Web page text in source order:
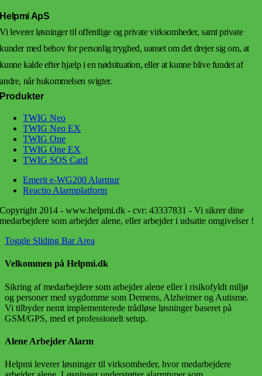
Helpmi ApS
Vi leverer løsninger til offentlige og private virksomheder, samt private
kunder med behov for personlig tryghed, uanset om det drejer sig om, at
kunne kalde efter hjælp i en nødsituation, eller at kunne blive fundet af
andre, når hukommelsen svigter.
Produkter
TWIG Neo
TWIG Neo EX
TWIG One
TWIG One EX
TWIG SOS Card
Emerit e-WG200 Alarmur
Reactio Alarmplatform
Copyright 2014 - www.helpmi.dk - cvr: 43337831 - Vi sikrer dine
medarbejdere som arbejder alene, eller arbejder i udsatte omgivelser !
Toggle Sliding Bar Area
Velkommen på Helpmi.dk
Sikring af medarbejdere som arbejder alene eller i risikofyldt miljø
og personer med sygdomme som Demens, Alzheimer og Autisme.
Vi tilbyder nemt implementerede trådløse løsninger baseret på
GSM/GPS, med et professionelt setup.
Alene Arbejder Alarm
Helpmi leverer løsninger til virksomheder, hvor medarbejdere